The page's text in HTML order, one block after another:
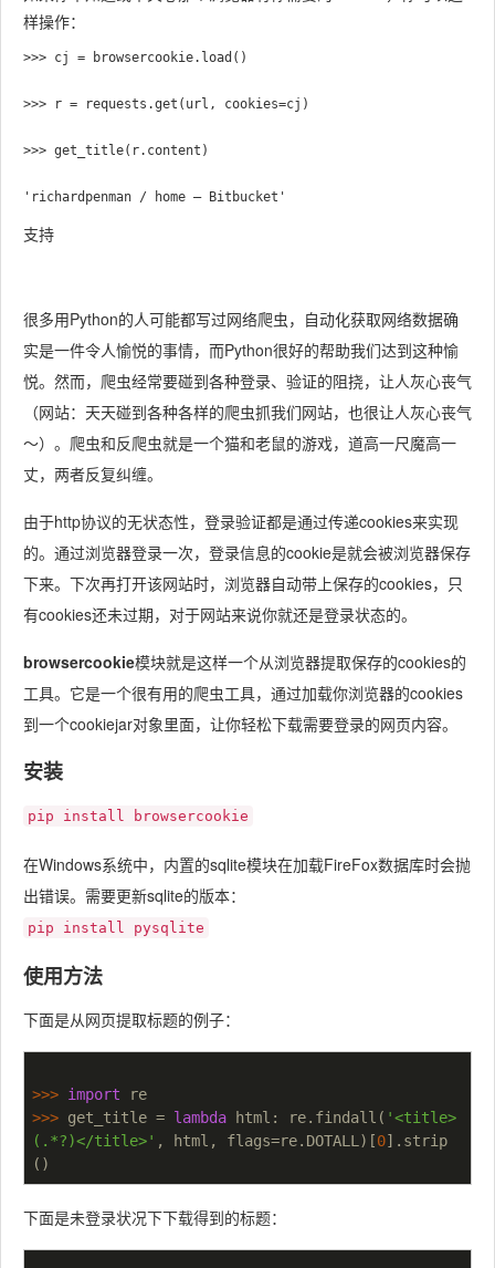
样操作：
>>> cj = browsercookie.load()
>>> r = requests.get(url, cookies=cj)
>>> get_title(r.content)
支持
很多用Python的人可能都写过网络爬虫，自动化获取网络数据确
实是一件令人愉悦的事情，而Python很好的帮助我们达到这种愉
悦。然而，爬虫经常要碰到各种登录、验证的阻挠，让人灰心丧气
（网站：天天碰到各种各样的爬虫抓我们网站，也很让人灰心丧气
～）。爬虫和反爬虫就是一个猫和老鼠的游戏，道高一尺魔高一
丈，两者反复纠缠。
由于http协议的无状态性，登录验证都是通过传递cookies来实现
的。通过浏览器登录一次，登录信息的cookie是就会被浏览器保存
下来。下次再打开该网站时，浏览器自动带上保存的cookies，只
有cookies还未过期，对于网站来说你就还是登录状态的。
browsercookie模块就是这样一个从浏览器提取保存的cookies的
工具。它是一个很有用的爬虫工具，通过加载你浏览器的cookies
到一个cookiejar对象里面，让你轻松下载需要登录的网页内容。
安装
pip install browsercookie
在Windows系统中，内置的sqlite模块在加载FireFox数据库时会抛
出错误。需要更新sqlite的版本：
pip install pysqlite
使用方法
下面是从网页提取标题的例子：
>>> import
>>> get_title = lambda html: re.findall( '<title>
(.*?)</title>' , html, flags=re.DOTALL)[0].strip
下面是未登录状况下下载得到的标题：